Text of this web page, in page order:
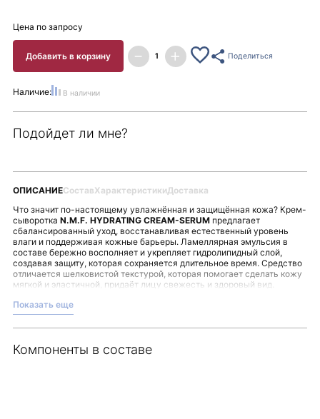
Цена по запросу
Добавить в корзину Поделиться
Наличие: В наличии
Подойдет ли мне?
ОПИСАНИЕСоставХарактеристикиДоставка
Что значит по-настоящему увлажнённая и защищённая кожа? Крем-
сыворотка N.M.F. HYDRATING CREAM-SERUMпредлагает
сбалансированный уход, восстанавливая естественный уровень
влаги и поддерживая кожные барьеры. Ламеллярная эмульсия в
составе бережно восполняет и укрепляет гидролипидный слой,
создавая защиту, которая сохраняется длительное время. Средство
отличается шелковистой текстурой, которая помогает сделать кожу
мягкой и эластичной, придаёт лицу свежесть и здоровый вид.
Глубокое увлажнение с поддержкой упругости и тонуса.
Возможность использования как самостоятельного средства
или базы под основной крем.
Показать еще
Компоненты в составе